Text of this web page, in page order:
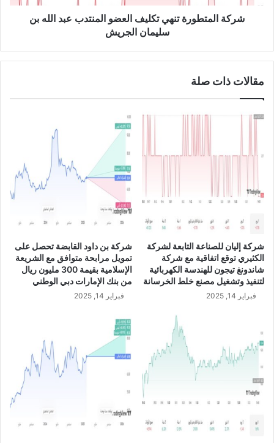
ل
U
/
R
ط
ه
ك
ف
ع
ل
م
ن
ت
ب
د
ا
ل
ن
شركة المتطورة تنهي تكليف العضو المنتدب عبد الله بن
سليمان الجريش
مقالات ذات صلة
شركة إليان للصناعة التابعة لشركة
الكثيري توقع اتفاقية مع شركة
شاندونغ تيجون للهندسة الكهربائية
لتنفيذ وتشغيل مصنع خلط الخرسانة
فبراير 14, 2025
شركة بن داود القابضة تحصل على
تمويل مرابحة متوافق مع الشريعة
الإسلامية بقيمة 300 مليون ريال
من بنك الإمارات دبي الوطني
فبراير 14, 2025